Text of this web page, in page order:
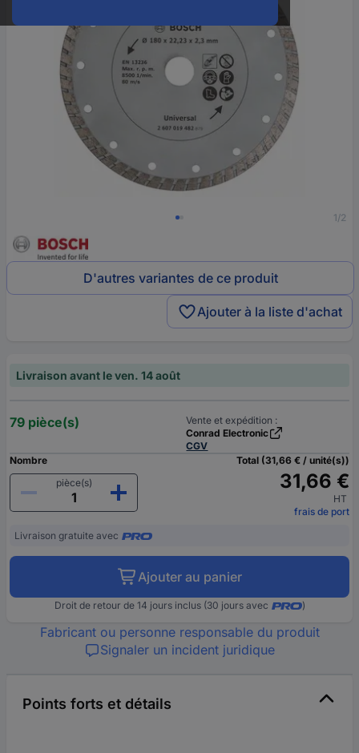
1/2
D'autres variantes de ce produit
Ajouter à la liste d'achat
Livraison avant le ven. 14 août
79 pièce(s)
Vente et expédition :
Conrad Electronic
CGV
Nombre
pièce(s)
Total (31,66 € / unité(s))
31,66 €
HT
frais de port
Livraison gratuite avec
Ajouter au panier
Droit de retour de 14 jours inclus (30 jours avec )
Fabricant ou personne responsable du produit
Signaler un incident juridique
Points forts et détails